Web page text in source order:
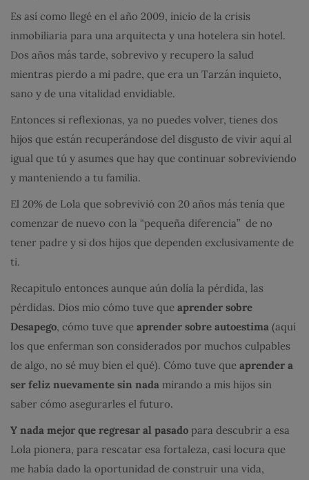
Es así como llegé en el año 2009, inicio de la crisis
inmobiliaria para una arquitecta y una hotelera sin hotel.
Dos años más tarde, sobrevivo y recupero la salud
mientras pierdo a mi padre, que era un Tarzán inquieto,
sano y de una vitalidad envidiable.
Entonces si reflexionas, ya no puedes volver, tienes dos
hijos que están recuperándose del disgusto de vivir aquí al
igual que tú y asumes que hay que continuar sobreviviendo
y manteniendo a tu familia.
El 20% de Lola que sobrevivió con 20 años más tenía que
comenzar de nuevo con la “pequeña diferencia” de no
tener padre y si dos hijos que dependen exclusivamente de
ti.
Recapitulo entonces aunque aún dolía la pérdida, las
pérdidas. Dios mío cómo tuve que aprender sobre
Desapego, cómo tuve que aprender sobre autoestima (aquí
los que enferman son considerados por muchos culpables
de algo, no sé muy bien el qué). Cómo tuve que aprender a
ser feliz nuevamente sin nada mirando a mis hijos sin
saber cómo asegurarles el futuro.
Y nada mejor que regresar al pasado para descubrir a esa
Lola pionera, para rescatar esa fortaleza, casi locura que
me había dado la oportunidad de construir una vida,